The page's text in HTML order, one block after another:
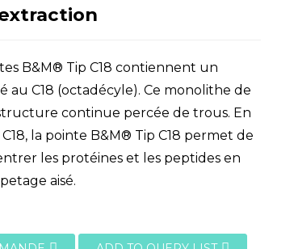
B&M® Tip C18 contiennent un
au C18 (octadécyle). Ce monolithe de
continue percée de trous. En
la pointe B&M® Tip C18 permet de
les protéines et les peptides en
aisé.